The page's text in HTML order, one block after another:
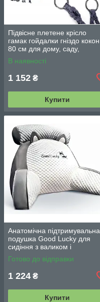
Підвісне плетене крісло
гамак гойдалки гніздо кокон
80 см для дому, саду,
балкона та тераси
В наявності
1 152 ₴
Купити
Анатомічна підтримувальна
подушка Good Lucky для
сидіння з валиком і
підлокітниками
Готово до відправки
1 224 ₴
Купити